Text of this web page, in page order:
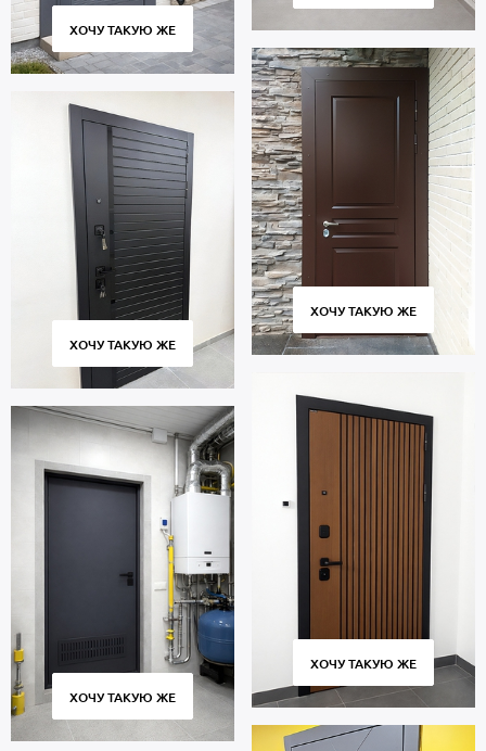
ХОЧУ ТАКУЮ ЖЕ
ХОЧУ ТАКУЮ ЖЕ
ХОЧУ ТАКУЮ ЖЕ
ХОЧУ ТАКУЮ ЖЕ
ХОЧУ ТАКУЮ ЖЕ